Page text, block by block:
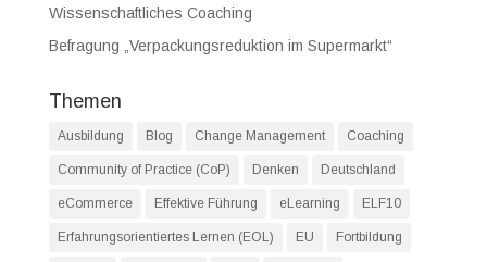
Wissenschaftliches Coaching
Befragung „Verpackungsreduktion im Supermarkt“
Themen
Ausbildung Blog Change Management Coaching
Community of Practice (CoP) Denken Deutschland
eCommerce Effektive Führung eLearning ELF10
Erfahrungsorientiertes Lernen (EOL) EU Fortbildung